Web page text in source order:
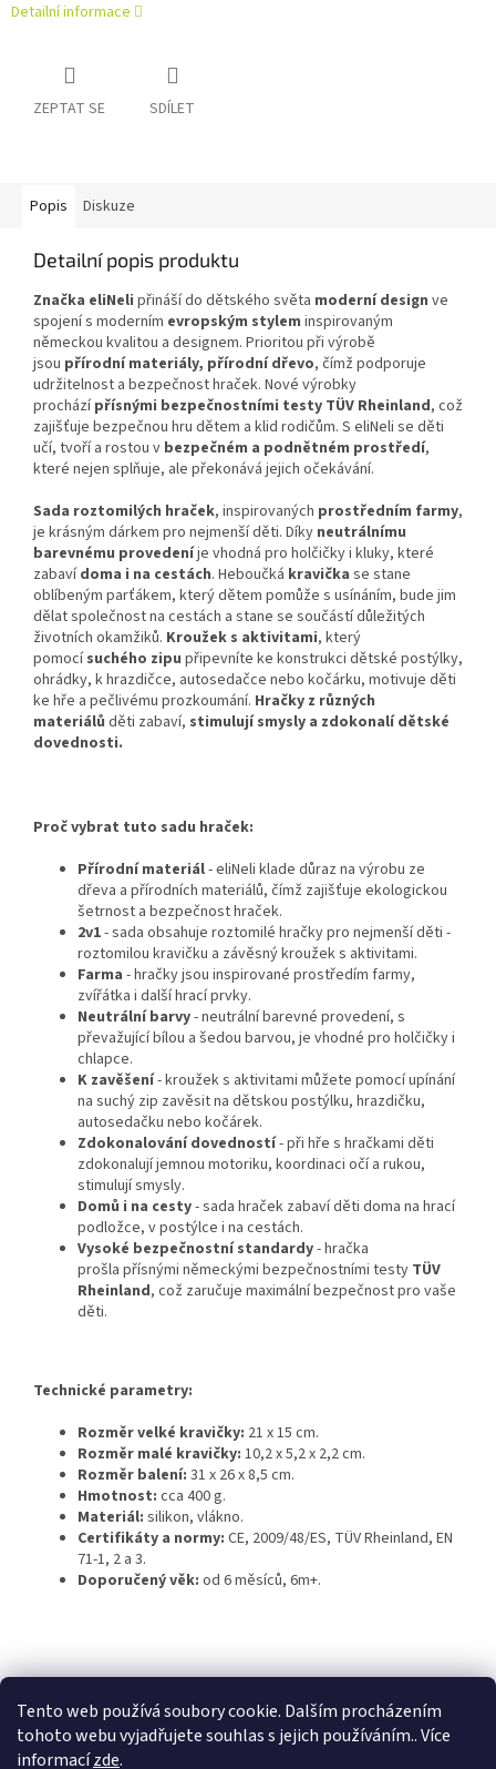
Tento web používá soubory cookie. Dalším procházením
tohoto webu vyjadřujete souhlas s jejich používáním.. Více
informacízde.
Detailní informace
ZEPTAT SE SDÍLET
Popis Diskuze
Detailní popis produktu
Značka eliNeli přináší do dětského světa moderní design ve
spojení s moderním evropským stylem inspirovaným
německou kvalitou a designem. Prioritou při výrobě
jsou přírodní materiály, přírodní dřevo, čímž podporuje
udržitelnost a bezpečnost hraček. Nové výrobky
procházípřísnými bezpečnostními testy TÜV Rheinland, což
zajišťuje bezpečnou hru dětem a klid rodičům. S eliNeli se děti
učí, tvoří a rostou v bezpečném a podnětném prostředí,
které nejen splňuje, ale překonává jejich očekávání.
Sada roztomilých hraček, inspirovaných prostředním farmy,
je krásným dárkem pro nejmenší děti. Díky neutrálnímu
barevnému provedeníje vhodná pro holčičky i kluky, které
zabavídoma i na cestách. Heboučká kravička se stane
oblíbeným parťákem, který dětem pomůže s usínáním, bude jim
dělat společnost na cestách a stane se součástí důležitých
životních okamžiků. Kroužek s aktivitami, který
pomocísuchého zipu připevníte ke konstrukci dětské postýlky,
ohrádky, k hrazdičce, autosedačce nebo kočárku, motivuje děti
ke hře a pečlivému prozkoumání. Hračky z různých
materiálů děti zabaví, stimulují smysly a zdokonalí dětské
dovednosti.
Proč vybrat tuto sadu hraček:
Přírodní materiál- eliNeli klade důraz na výrobu ze
dřeva a přírodních materiálů, čímž zajišťuje ekologickou
šetrnost a bezpečnost hraček.
2v1- sada obsahuje roztomilé hračky pro nejmenší děti -
roztomilou kravičku a závěsný kroužek s aktivitami.
Farma - hračky jsou inspirované prostředím farmy,
zvířátka i další hrací prvky.
Neutrální barvy- neutrální barevné provedení, s
převažující bílou a šedou barvou, je vhodné pro holčičky i
chlapce.
K zavěšení- kroužek s aktivitami můžete pomocí upínání
na suchý zip zavěsit na dětskou postýlku, hrazdičku,
autosedačku nebo kočárek.
Zdokonalování dovedností- při hře s hračkami děti
zdokonalují jemnou motoriku, koordinaci očí a rukou,
stimulují smysly.
Domů i na cesty- sada hraček zabaví děti doma na hrací
podložce, v postýlce i na cestách.
Vysoké bezpečnostní standardy- hračka
prošla přísnými německými bezpečnostními testy TÜV
Rheinland, což zaručuje maximální bezpečnost pro vaše
děti.
Technické parametry:
Rozměr velké kravičky: 21 x 15 cm.
Rozměr malé kravičky: 10,2 x 5,2 x 2,2 cm.
Rozměr balení: 31 x 26 x 8,5 cm.
Hmotnost: cca 400 g.
Materiál: silikon, vlákno.
Certifikáty a normy: CE, 2009/48/ES, TÜV Rheinland, EN
71-1, 2 a 3.
Doporučený věk: od 6 měsíců, 6m+.
á